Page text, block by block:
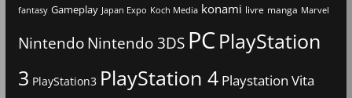
fantasy Gameplay Japan Expo Koch Media konami livre manga Marvel
Nintendo Nintendo 3DS PCPlayStation
3 PlayStation3 PlayStation 4 Playstation Vita